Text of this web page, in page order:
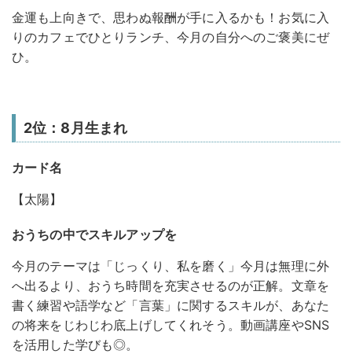
金運も上向きで、思わぬ報酬が手に入るかも！お気に入
りのカフェでひとりランチ、今月の自分へのご褒美にぜ
ひ。
2位：8月生まれ
カード名
【太陽】
おうちの中でスキルアップを
今月のテーマは「じっくり、私を磨く」今月は無理に外
へ出るより、おうち時間を充実させるのが正解。文章を
書く練習や語学など「言葉」に関するスキルが、あなた
の将来をじわじわ底上げしてくれそう。動画講座やSNS
を活用した学びも◎。